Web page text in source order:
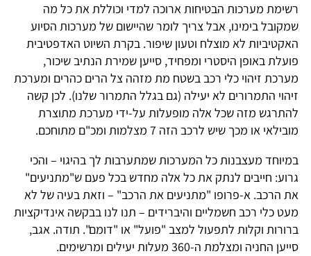
רשימת מערכות הבטיחות ארוכה למדי וכוללת את כל מה
שמקובל בימינו, אבל צריך לומר שהיישום של מערכות הסיוע
האקטיביות לא מוצלח וטעון שיפור. בקרת השיוט האדפטיבית
פועלת באופן היסטרי ומפחיד, סייען שמירת הנתיב שיכור,
מערכת זיהוי כלי רכב בשטח מת מזהה צל הרים כהרים ומערכת
זיהוי התמרורים לא יעילה (גם בגלל התמרור שלנו). לכן קשה
להתרגש מזה שכל אלה מופעלות על-ידי מערכת מתוצרת
מובילאי או מכך שיש לרכב הזה 7 מצלמות ומכ"ם מתוחכם.
במיוחד מעצבנות כל המערכות שמתערבות לך בהיגוי – והכי
גרוע: חייבים לנתק את כל אלה מחדש בכל פעם ש"מתניעים"
את הרכב. א-פרופו "מתניעים את הרכב" – וזאת בעיה של לא
מעט כלי רכב חשמליים והיברידים – תנו לנו בבקשה אינדיקציות
ברורות וקלות לתפעול למצב "פועל" או "דומם". תודה. אגב,
סייען החניה ומצלמת ה-360 מעלות יעילים ומרשימים.